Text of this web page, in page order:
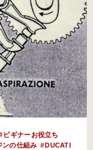
ビギナーお役立ち
ンの仕組み
DUCATI